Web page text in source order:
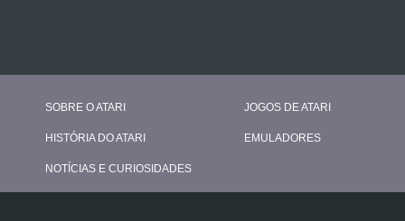
SOBRE O ATARI
HISTÓRIA DO ATARI
NOTÍCIAS E CURIOSIDADES
JOGOS DE ATARI
EMULADORES